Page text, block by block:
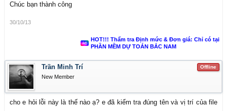
Chúc bạn thành công
30/10/13
HOT!!! Thẩm tra Định mức & Đơn giá: Chỉ có tại
PHẦN MỀM DỰ TOÁN BẮC NAM
Offline
Trần Minh Trí
New Member
cho e hỏi lỗi này là thế nào ạ? e đã kiểm tra đúng tên và vị trí của file